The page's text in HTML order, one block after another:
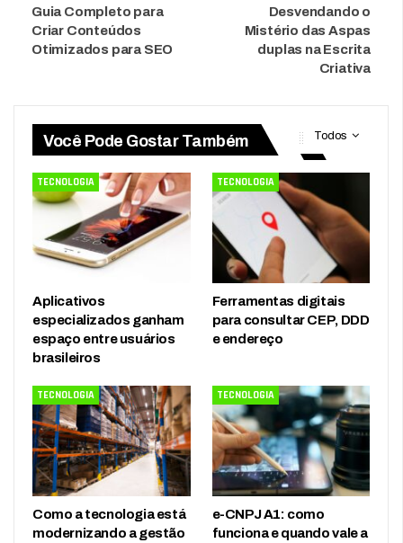
Guia Completo para
Criar Conteúdos
Otimizados para SEO
Desvendando o
Mistério das Aspas
duplas na Escrita
Criativa
Todos
Você Pode Gostar Também
TECNOLOGIA
Aplicativos
especializados ganham
espaço entre usuários
brasileiros
TECNOLOGIA
Ferramentas digitais
para consultar CEP, DDD
e endereço
TECNOLOGIA
Como a tecnologia está
modernizando a gestão
TECNOLOGIA
e-CNPJ A1: como
funciona e quando vale a